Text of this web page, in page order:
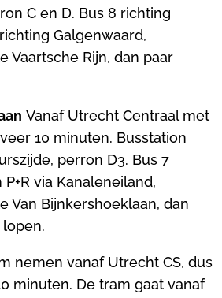
C en D. Bus 8 richting
Galgenwaard,
Vaartsche Rijn, dan paar
Vanaf Utrecht Centraal met
10 minuten. Busstation
perron D3. Bus 7
via Kanaleneiland,
Van Bijnkershoeklaan, dan
nemen vanaf Utrecht CS, dus
minuten. De tram gaat vanaf